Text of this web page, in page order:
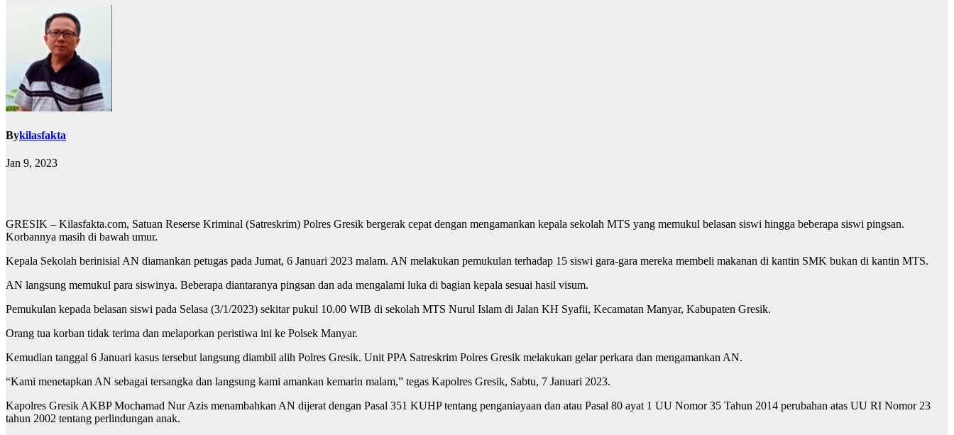
Bykilasfakta
Jan 9, 2023
GRESIK – Kilasfakta.com, Satuan Reserse Kriminal (Satreskrim) Polres Gresik bergerak cepat dengan mengamankan kepala sekolah MTS yang memukul belasan siswi hingga beberapa siswi pingsan.
Korbannya masih di bawah umur.
Kepala Sekolah berinisial AN diamankan petugas pada Jumat, 6 Januari 2023 malam. AN melakukan pemukulan terhadap 15 siswi gara-gara mereka membeli makanan di kantin SMK bukan di kantin MTS.
AN langsung memukul para siswinya. Beberapa diantaranya pingsan dan ada mengalami luka di bagian kepala sesuai hasil visum.
Pemukulan kepada belasan siswi pada Selasa (3/1/2023) sekitar pukul 10.00 WIB di sekolah MTS Nurul Islam di Jalan KH Syafii, Kecamatan Manyar, Kabupaten Gresik.
Orang tua korban tidak terima dan melaporkan peristiwa ini ke Polsek Manyar.
Kemudian tanggal 6 Januari kasus tersebut langsung diambil alih Polres Gresik. Unit PPA Satreskrim Polres Gresik melakukan gelar perkara dan mengamankan AN.
“Kami menetapkan AN sebagai tersangka dan langsung kami amankan kemarin malam,” tegas Kapolres Gresik, Sabtu, 7 Januari 2023.
Kapolres Gresik AKBP Mochamad Nur Azis menambahkan AN dijerat dengan Pasal 351 KUHP tentang penganiayaan dan atau Pasal 80 ayat 1 UU Nomor 35 Tahun 2014 perubahan atas UU RI Nomor 23
tahun 2002 tentang perlindungan anak.